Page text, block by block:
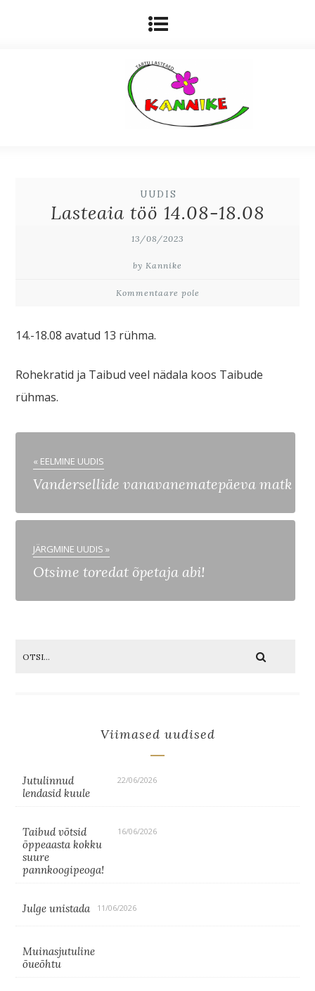
UUDIS
Lasteaia töö 14.08-18.08
13/08/2023
by Kannike
Kommentaare pole
14.-18.08 avatud 13 rühma.
Rohekratid ja Taibud veel nädala koos Taibude
rühmas.
« EELMINE UUDIS
Vandersellide vanavanematepäeva matk
JÄRGMINE UUDIS »
Otsime toredat õpetaja abi!
Viimased uudised
Jutulinnud
lendasid kuule
22/06/2026
Taibud võtsid
õppeaasta kokku
suure
pannkoogipeoga!
16/06/2026
Julge unistada 11/06/2026
Muinasjutuline
õueõhtu